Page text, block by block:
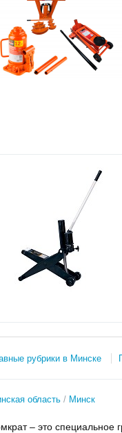
рубрики в Минске
область Минск
– это специальное